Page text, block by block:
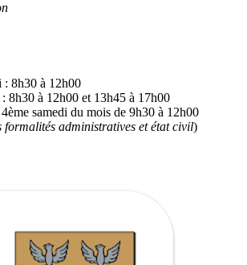
8h30 à 12h00
8h30 à 12h00 et 13h45 à 17h00
samedi du mois de 9h30 à 12h00
formalités administratives et état civil)